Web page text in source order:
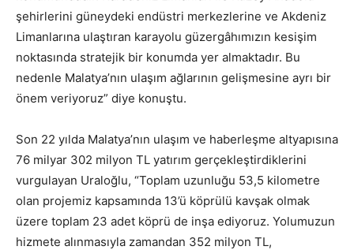
şehirlerini güneydeki endüstri merkezlerine ve Akdeniz
Limanlarına ulaştıran karayolu güzergâhımızın kesişim
noktasında stratejik bir konumda yer almaktadır. Bu
nedenle Malatya’nın ulaşım ağlarının gelişmesine ayrı bir
önem veriyoruz” diye konuştu.
Son 22 yılda Malatya’nın ulaşım ve haberleşme altyapısına
76 milyar 302 milyon TL yatırım gerçekleştirdiklerini
vurgulayan Uraloğlu, “Toplam uzunluğu 53,5 kilometre
olan projemiz kapsamında 13’ü köprülü kavşak olmak
üzere toplam 23 adet köprü de inşa ediyoruz. Yolumuzun
hizmete alınmasıyla zamandan 352 milyon TL,